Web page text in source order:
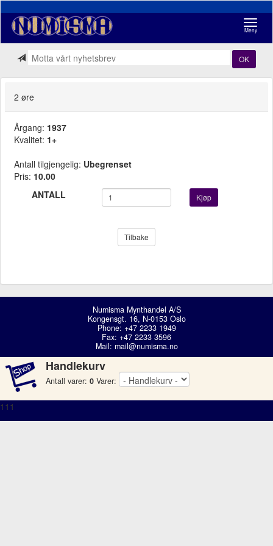
Meny
OK
2 øre
Årgang: 1937
Kvalitet: 1+
Antall tilgjengelig: Ubegrenset
Pris: 10.00
ANTALL
Kjøp
Tilbake
Numisma Mynthandel A/S
Kongensgt. 16, N-0153 Oslo
Phone: +47 2233 1949
Fax: +47 2233 3596
Mail: mail@numisma.no
Handlekurv
Antall varer: 0 Varer:
111